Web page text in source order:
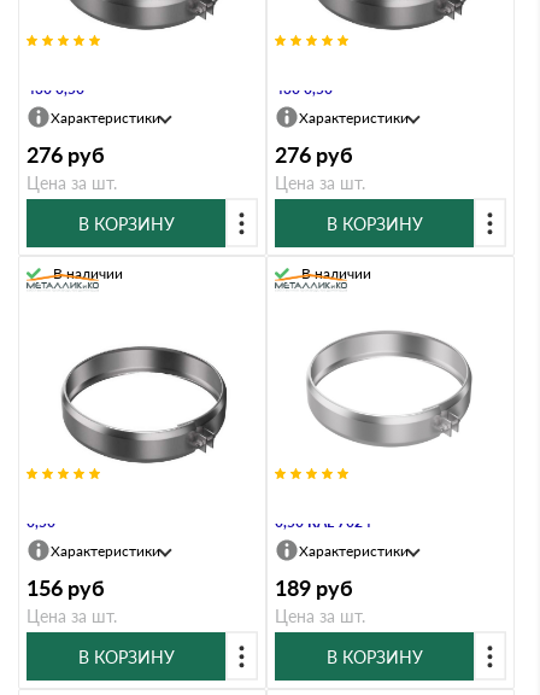
430 0,50
Характеристики
276 руб
Цена за шт.
В КОРЗИНУ
430 0,50
Характеристики
276 руб
Цена за шт.
В КОРЗИНУ
0,50
В наличии
Характеристики
156 руб
Цена за шт.
В КОРЗИНУ
0,50 RAL 7024
В наличии
Характеристики
189 руб
Цена за шт.
В КОРЗИНУ